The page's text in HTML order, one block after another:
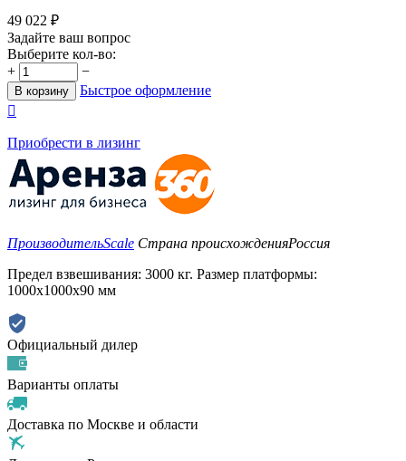
49 022 ₽
Задайте ваш вопрос
Выберите кол-во:
+
−
В корзину
Быстрое оформление

Приобрести в лизинг
ПроизводительScale Страна происхожденияРоссия
Предел взвешивания: 3000 кг. Размер платформы:
1000х1000х90 мм
Официальный дилер
Варианты оплаты
Доставка по Москве и области